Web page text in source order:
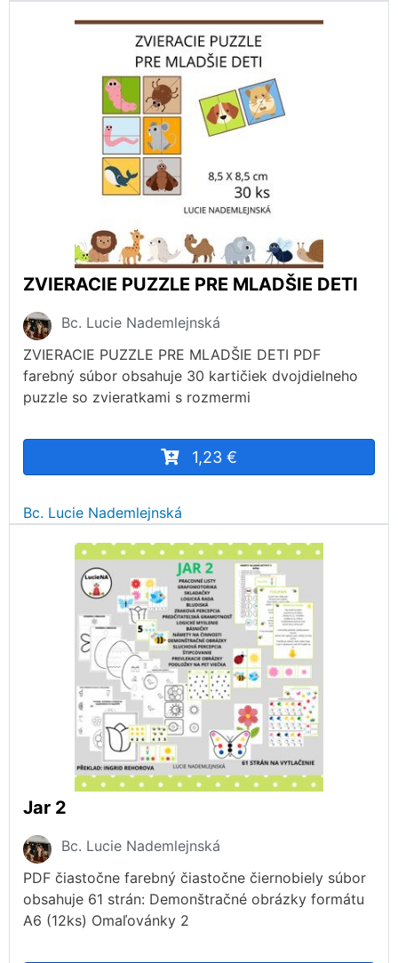
ZVIERACIE PUZZLE PRE MLADŠIE DETI
Bc. Lucie Nademlejnská
ZVIERACIE PUZZLE PRE MLADŠIE DETI PDF
farebný súbor obsahuje 30 kartičiek dvojdielneho
puzzle so zvieratkami s rozmermi
1,23 €
Bc. Lucie Nademlejnská
Jar 2
Bc. Lucie Nademlejnská
PDF čiastočne farebný čiastočne čiernobiely súbor
obsahuje 61 strán: Demonštračné obrázky formátu
A6 (12ks) Omaľovánky 2